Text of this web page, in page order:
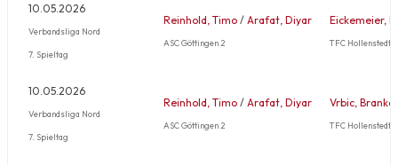
10.05.2026
Verbandsliga Nord
7. Spieltag
Reinhold, Timo / Arafat, Diyar
ASC Göttingen 2
Eickemeier,
TFC Hollenstedt 1
10.05.2026
Verbandsliga Nord
7. Spieltag
Reinhold, Timo / Arafat, Diyar
ASC Göttingen 2
Vrbic, Branko
TFC Hollenstedt 1